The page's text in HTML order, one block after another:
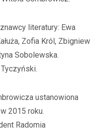
literatury: Ewa
Zofia Król, Zbigniew
Sobolewska.
ustanowiona
2015 roku.
Radomia